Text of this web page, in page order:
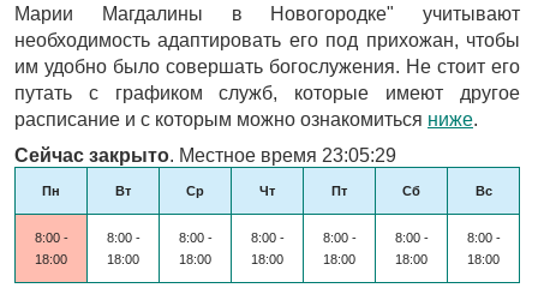
Марии Магдалины в Новогородке" учитывают
необходимость адаптировать его под прихожан, чтобы
им удобно было совершать богослужения. Не стоит его
путать с графиком служб, которые имеют другое
расписание и с которым можно ознакомиться ниже.
Сейчас закрыто. Местное время 23:05:29
Пн Вт Ср Чт Пт Сб Вс
8:00 -
18:00
8:00 -
18:00
8:00 -
18:00
8:00 -
18:00
8:00 -
18:00
8:00 -
18:00
8:00 -
18:00